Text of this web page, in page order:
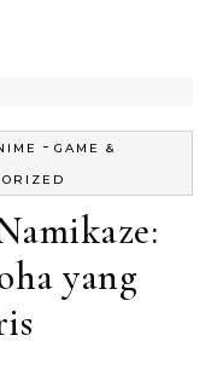
- GAME &
yang